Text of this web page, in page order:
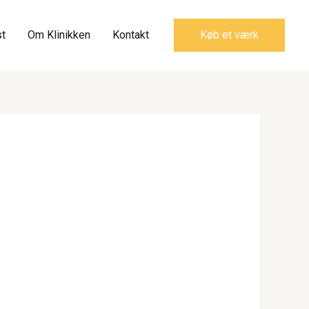
Om Klinikken Kontakt Køb et værk